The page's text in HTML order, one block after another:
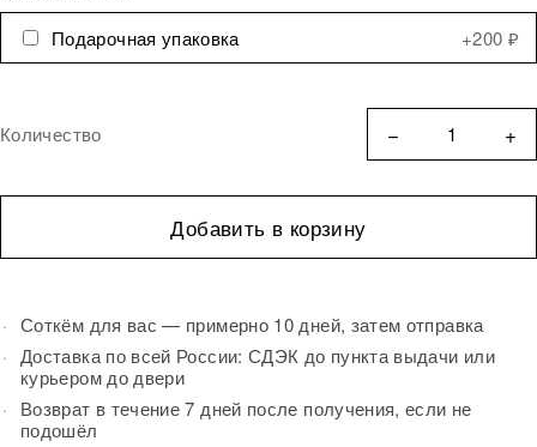
Подарочная упаковка
+200 ₽
Количество − +
Добавить в корзину
Соткём для вас — примерно 10 дней, затем отправка
Доставка по всей России: СДЭК до пункта выдачи или
курьером до двери
Возврат в течение 7 дней после получения, если не
подошёл